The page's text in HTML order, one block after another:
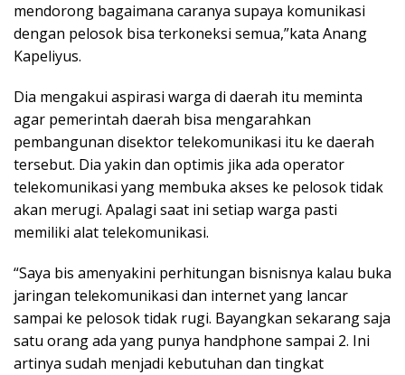
mendorong bagaimana caranya supaya komunikasi
dengan pelosok bisa terkoneksi semua,”kata Anang
Kapeliyus.
Dia mengakui aspirasi warga di daerah itu meminta
agar pemerintah daerah bisa mengarahkan
pembangunan disektor telekomunikasi itu ke daerah
tersebut. Dia yakin dan optimis jika ada operator
telekomunikasi yang membuka akses ke pelosok tidak
akan merugi. Apalagi saat ini setiap warga pasti
memiliki alat telekomunikasi.
“Saya bis amenyakini perhitungan bisnisnya kalau buka
jaringan telekomunikasi dan internet yang lancar
sampai ke pelosok tidak rugi. Bayangkan sekarang saja
satu orang ada yang punya handphone sampai 2. Ini
artinya sudah menjadi kebutuhan dan tingkat